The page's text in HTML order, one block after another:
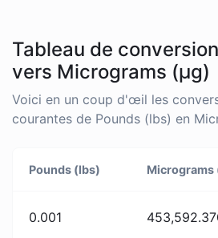
Tableau de
vers Micrograms (µg)
Voici en un coup d'œil les
courantes de Pounds (lbs) en
Pounds (lbs) Micrograms
0.001